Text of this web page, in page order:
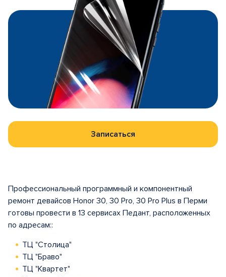
Записаться
Профессиональный программный и компонентный
ремонт девайсов Honor 30, 30 Pro, 30 Pro Plus в Перми
готовы провести в 13 сервисах Педант, расположенных
по адресам::
ТЦ "Столица"
ТЦ "Браво"
ТЦ "Квартет"